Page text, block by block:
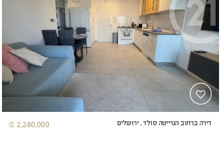
דירה ברחוב הנרייטה סולד , ירושלים 2,280,000 ₪